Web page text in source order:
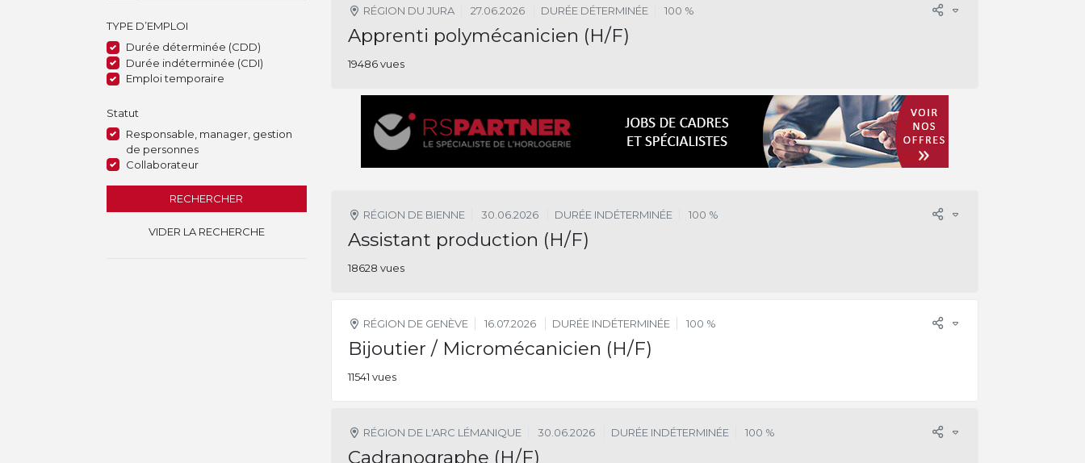
TYPE D’EMPLOI
Durée déterminée (CDD)
Durée indéterminée (CDI)
Emploi temporaire
Statut
Responsable, manager, gestion
de personnes
Collaborateur
RECHERCHER
VIDER LA RECHERCHE
RÉGION DU JURA 27.06.2026 DURÉE DÉTERMINÉE 100 %
Apprenti polymécanicien (H/F)
19486 vues
RÉGION DE BIENNE 30.06.2026 DURÉE INDÉTERMINÉE 100 %
Assistant production (H/F)
18628 vues
RÉGION DE GENÈVE 16.07.2026 DURÉE INDÉTERMINÉE 100 %
Bijoutier / Micromécanicien (H/F)
11541 vues
RÉGION DE L'ARC LÉMANIQUE 30.06.2026 DURÉE INDÉTERMINÉE 100 %
Cadranographe (H/F)